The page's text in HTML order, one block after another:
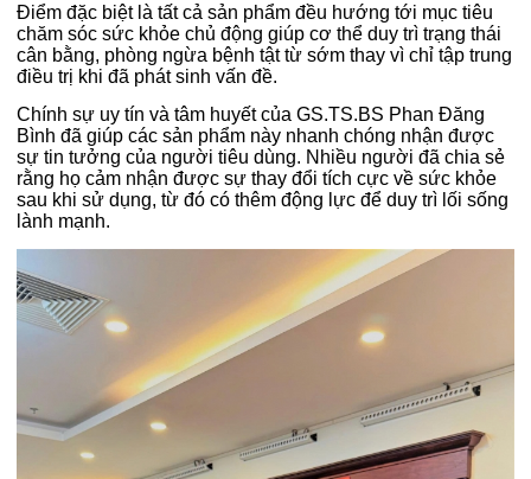
Điểm đặc biệt là tất cả sản phẩm đều hướng tới mục tiêu
chăm sóc sức khỏe chủ động giúp cơ thể duy trì trạng thái
cân bằng, phòng ngừa bệnh tật từ sớm thay vì chỉ tập trung
điều trị khi đã phát sinh vấn đề.
Chính sự uy tín và tâm huyết của GS.TS.BS Phan Đăng
Bình đã giúp các sản phẩm này nhanh chóng nhận được
sự tin tưởng của người tiêu dùng. Nhiều người đã chia sẻ
rằng họ cảm nhận được sự thay đổi tích cực về sức khỏe
sau khi sử dụng, từ đó có thêm động lực để duy trì lối sống
lành mạnh.